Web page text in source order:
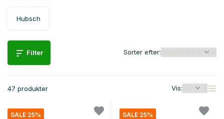
Hubsch
Filter
47 produkter Vis:
Sorter efter:
SALE 25% SALE 25%